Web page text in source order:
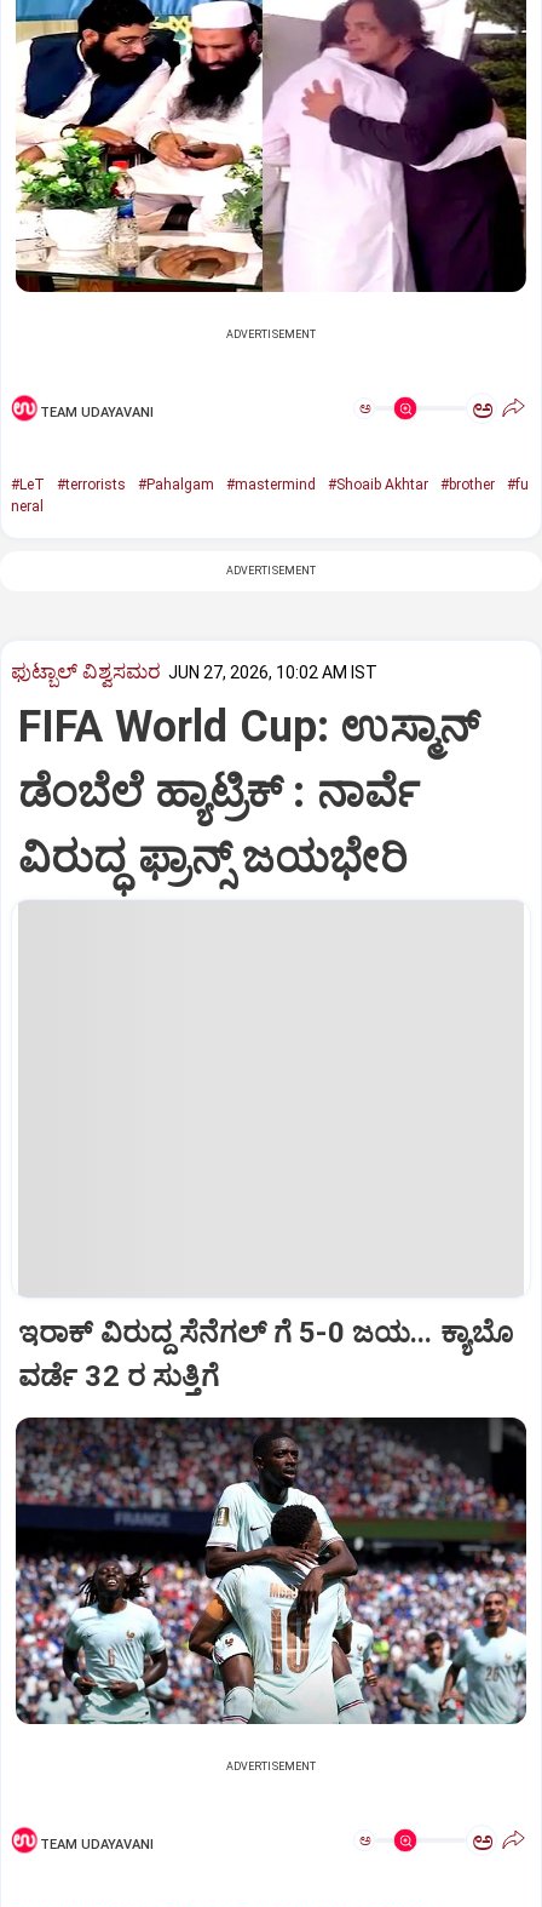
ADVERTISEMENT
TEAM UDAYAVANI ಅ ಅ
#LeT #terrorists #Pahalgam #mastermind #Shoaib Akhtar #brother
#fu
neral
ADVERTISEMENT
ಫುಟ್ಬಾಲ್‌ ವಿಶ್ವಸಮರ JUN 27, 2026, 10:02 AM IST
FIFA World Cup: ಉಸ್ಮಾನ್
ಡೆಂಬೆಲೆ ಹ್ಯಾಟ್ರಿಕ್ : ನಾರ್ವೆ
ವಿರುದ್ಧ ಫ್ರಾನ್ಸ್ ಜಯಭೇರಿ
ಇರಾಕ್ ವಿರುದ್ದ ಸೆನೆಗಲ್ ಗೆ 5-0 ಜಯ... ಕ್ಯಾಬೊ
ವರ್ಡೆ 32 ರ ಸುತ್ತಿಗೆ
ADVERTISEMENT
TEAM UDAYAVANI ಅ ಅ